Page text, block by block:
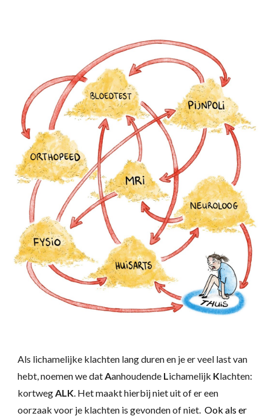
Als lichamelijke klachten lang duren en je er veel last van
hebt, noemen we datAanhoudende Lichamelijk Klachten:
kortwegALK. Het maakt hierbij niet uit of er een
oorzaak voor je klachten is gevonden of niet. Ook als er